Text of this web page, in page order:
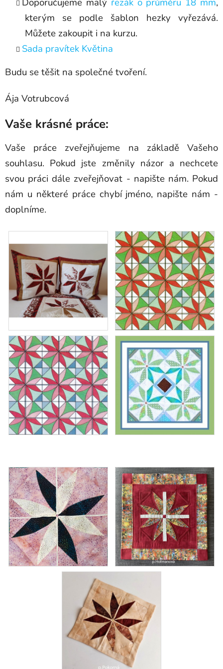
kterým se podle šablon hezky vyřezává.
Můžete zakoupit i na kurzu.
Sada pravítek Květina
Budu se těšit na společné tvoření.
Ája Votrubcová
Vaše krásné práce:
Vaše práce zveřejňujeme na základě Vašeho
souhlasu. Pokud jste změnily názor a nechcete
svou práci dále zveřejňovat - napište nám. Pokud
nám u některé práce chybí jméno, napište nám -
doplníme.